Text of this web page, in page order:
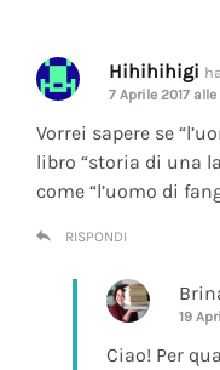
Hihihihigi
7 Aprile 2017 alle
Vorrei sapere se
libro “storia di una
come “l’uomo di
RISPONDI
19
Ciao! Per